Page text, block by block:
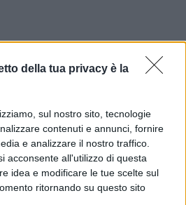
della tua privacy è la
sul nostro sito, tecnologie
contenuti e annunci, fornire
e analizzare il nostro traffico.
acconsente all'utilizzo di questa
idea e modificare le tue scelte sul
ritornando su questo sito
citare l’irriducibile
Rai Ilenia Petracalvina,
condotto da Antonino
oltre a dare continuamente
da tempo
alla difesa Stasi di quel
responsabilità degli errori